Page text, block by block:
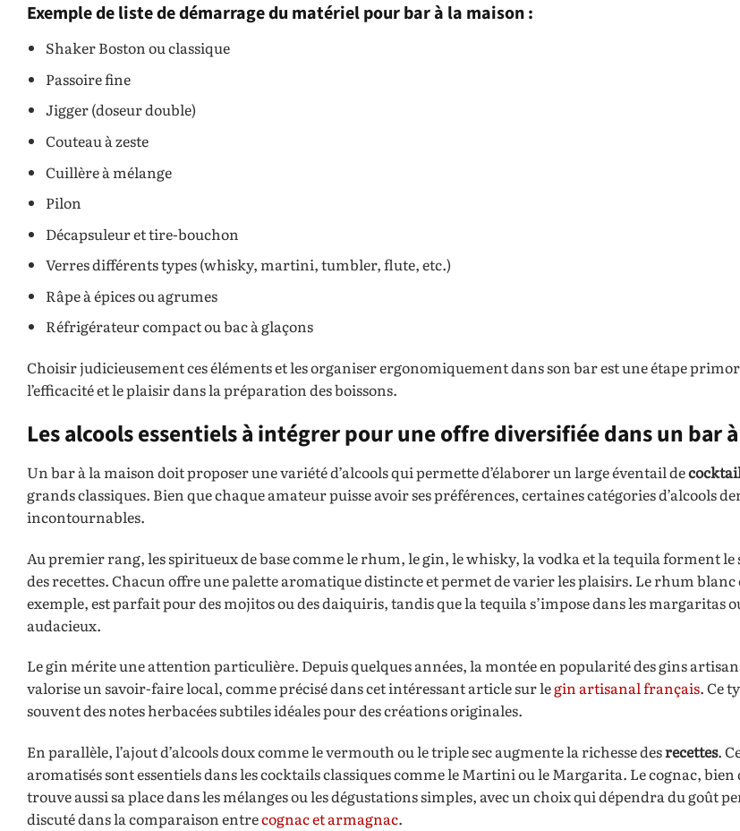
Exemple de liste de démarrage du matériel pour bar à la maison :
Shaker Boston ou classique
Passoire fine
Jigger (doseur double)
Couteau à zeste
Cuillère à mélange
Pilon
Décapsuleur et tire-bouchon
Verres différents types (whisky, martini, tumbler, flute, etc.)
Râpe à épices ou agrumes
Réfrigérateur compact ou bac à glaçons
Choisir judicieusement ces éléments et les organiser ergonomiquement dans son bar est une étape
l’efficacité et le plaisir dans la préparation des boissons.
Les alcools essentiels à intégrer pour une offre diversifiée dans un bar
Un bar à la maison doit proposer une variété d’alcools qui permette d’élaborer un large éventail de
grands classiques. Bien que chaque amateur puisse avoir ses préférences, certaines catégories d’alcools
incontournables.
Au premier rang, les spiritueux de base comme le rhum, le gin, le whisky, la vodka et la tequila forment le
des recettes. Chacun offre une palette aromatique distincte et permet de varier les plaisirs. Le rhum
exemple, est parfait pour des mojitos ou des daiquiris, tandis que la tequila s’impose dans les margaritas
audacieux.
Le gin mérite une attention particulière. Depuis quelques années, la montée en popularité des gins
valorise un savoir-faire local, comme précisé dans cet intéressant article sur legin artisanal français. Ce
souvent des notes herbacées subtiles idéales pour des créations originales.
En parallèle, l’ajout d’alcools doux comme le vermouth ou le triple sec augmente la richesse desrecettes.
aromatisés sont essentiels dans les cocktails classiques comme le Martini ou le Margarita. Le cognac, bien
trouve aussi sa place dans les mélanges ou les dégustations simples, avec un choix qui dépendra du goût
discuté dans la comparaison entrecognac et armagnac.